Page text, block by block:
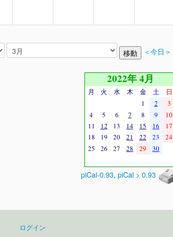
＜今日＞
2022年 4月
月 火 水 木 金 土
日
1
2
3
4
5 6 7 8 9
10
11
12 13 14 15 16
17
18
19 20 21 22 23
24
25
26 27 28 29 30
piCal-0.93, piCal > 0.93
ログイン